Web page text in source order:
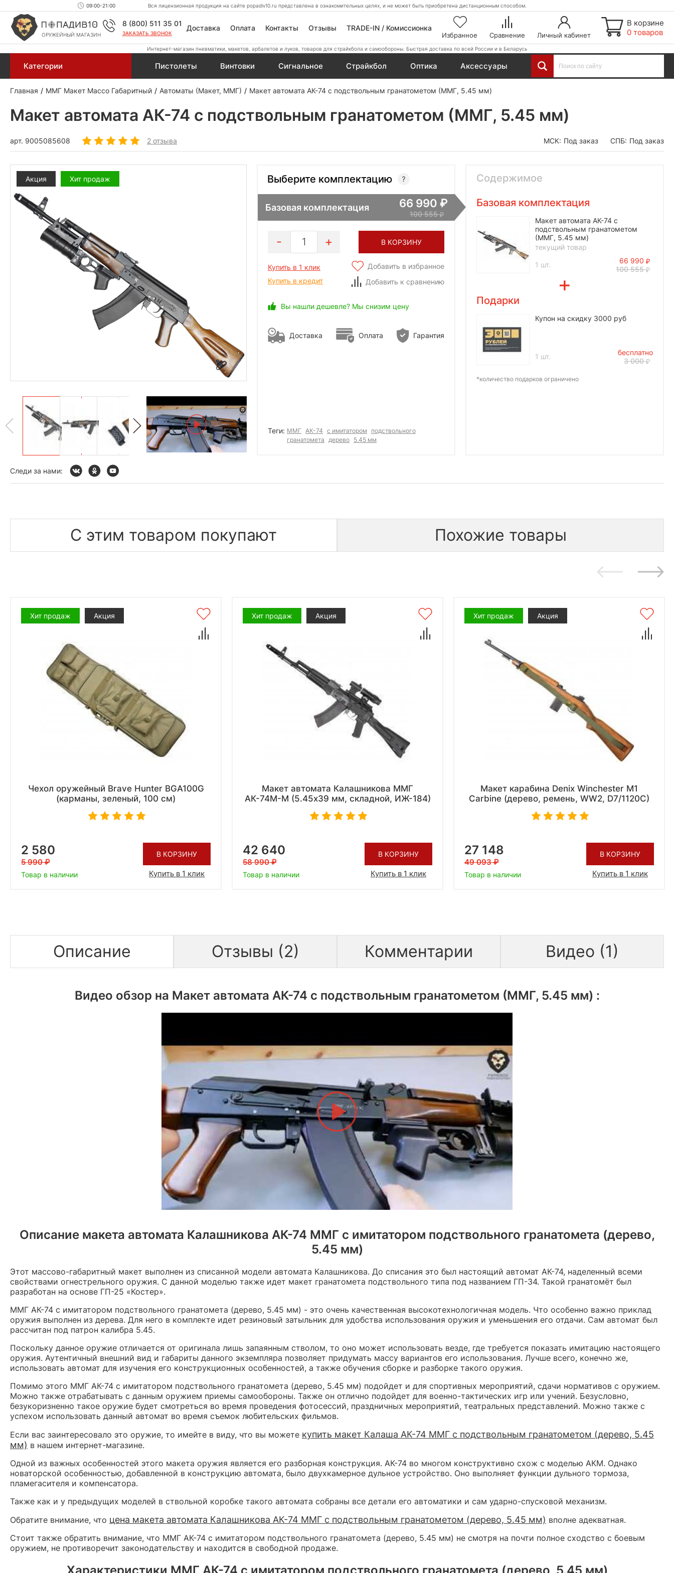
09:00-21:00 Вся лицензионная продукция на сайте popadiv10.ru представлена в ознакомительных целях, и не может быть приобретена дистанционным способом.
ОРУЖЕЙНЫЙ МАГАЗИН
8 (800) 511 35 01
ЗАКАЗАТЬ ЗВОНОК
Доставка Оплата Контакты Отзывы TRADE-IN / Комиссионка
Избранное Сравнение Личный кабинет
В корзине
0 товаров
Интернет-магазин пневматики, макетов, арбалетов и луков, товаров для страйкбола и самообороны. Быстрая доставка по всей России и в Беларусь
Категории Пистолеты Винтовки Сигнальное Страйкбол Оптика Аксессуары
Главная ММГ Макет Массо Габаритный Автоматы (Макет, ММГ) Макет автомата АК-74 с подствольным гранатометом (ММГ, 5.45 мм)
Макет автомата АК-74 с подствольным гранатометом (ММГ, 5.45 мм)
арт. 9005085608 2 отзыва МСК: Под заказ СПБ: Под заказ
Акция Хит продаж Выберите комплектацию
Базовая комплектация 66 990
100 555
1 В КОРЗИНУ
Купить в 1 клик
Купить в кредит
Добавить в избранное
Добавить к сравнению
Вы нашли дешевле? Мы снизим цену
Доставка Оплата Гарантия
Теги: ММГ АК-74 с имитатором
подствольного
гранатомета
дерево 5.45 мм
Содержимое
Базовая комплектация
Макет автомата АК-74 с
подствольным гранатометом
(ММГ, 5.45 мм)
текущий товар
1 шт.
66 990
100 555
Подарки
Купон на скидку 3000 руб
1 шт.
бесплатно
3 000
*количество подарков ограничено
Следи за нами:
С этим товаром покупают Похожие товары
Хит продаж Акция
Чехол оружейный Brave Hunter BGA100G
(карманы, зеленый, 100 см)
2 580
5 990
Товар в наличии
В КОРЗИНУ
Купить в 1 клик
Хит продаж Акция
Макет автомата Калашникова ММГ
АК-74М-М (5.45x39 мм, складной, ИЖ-184)
42 640
58 990
Товар в наличии
В КОРЗИНУ
Купить в 1 клик
Хит продаж Акция
Макет карабина Denix Winchester M1
Carbine (дерево, ремень, WW2, D7/1120C)
27 148
49 093
Товар в наличии
В КОРЗИНУ
Купить в 1 клик
Описание Отзывы (2) Комментарии Видео (1)
Видео обзор на Макет автомата АК-74 с подствольным гранатометом (ММГ, 5.45 мм) :
Описание макета автомата Калашникова АК-74 ММГ с имитатором подствольного гранатомета (дерево,
5.45 мм)
Этот массово-габаритный макет выполнен из списанной модели автомата Калашникова. До списания это был настоящий автомат АК-74, наделенный всеми
свойствами огнестрельного оружия. С данной моделью также идет макет гранатомета подствольного типа под названием ГП-34. Такой гранатомёт был
разработан на основе ГП-25 «Костер».
ММГ АК-74 с имитатором подствольного гранатомета (дерево, 5.45 мм) - это очень качественная высокотехнологичная модель. Что особенно важно приклад
оружия выполнен из дерева. Для него в комплекте идет резиновый затыльник для удобства использования оружия и уменьшения его отдачи. Сам автомат был
рассчитан под патрон калибра 5.45.
Поскольку данное оружие отличается от оригинала лишь запаянным стволом, то оно может использовать везде, где требуется показать имитацию настоящего
оружия. Аутентичный внешний вид и габариты данного экземпляра позволяет придумать массу вариантов его использования. Лучше всего, конечно же,
использовать автомат для изучения его конструкционных особенностей, а также обучения сборке и разборке такого оружия.
Помимо этого ММГ АК-74 с имитатором подствольного гранатомета (дерево, 5.45 мм) подойдет и для спортивных мероприятий, сдачи нормативов с оружием.
Можно также отрабатывать с данным оружием приемы самообороны. Также он отлично подойдет для военно-тактических игр или учений. Безусловно,
безукоризненно такое оружие будет смотреться во время проведения фотосессий, праздничных мероприятий, театральных представлений. Можно также с
успехом использовать данный автомат во время съемок любительских фильмов.
Если вас заинтересовало это оружие, то имейте в виду, что вы можете купить макет Калаша АК-74 ММГ с подствольным гранатометом (дерево, 5.45
мм) в нашем интернет-магазине.
Одной из важных особенностей этого макета оружия является его разборная конструкция. АК-74 во многом конструктивно схож с моделью АКМ. Однако
новаторской особенностью, добавленной в конструкцию автомата, было двухкамерное дульное устройство. Оно выполняет функции дульного тормоза,
пламегасителя и компенсатора.
Также как и у предыдущих моделей в ствольной коробке такого автомата собраны все детали его автоматики и сам ударно-спусковой механизм.
Обратите внимание, что цена макета автомата Калашникова АК-74 ММГ с подствольным гранатометом (дерево, 5.45 мм) вполне адекватная.
Стоит также обратить внимание, что ММГ АК-74 с имитатором подствольного гранатомета (дерево, 5.45 мм) не смотря на почти полное сходство с боевым
оружием, не противоречит законодательству и находится в свободной продаже.